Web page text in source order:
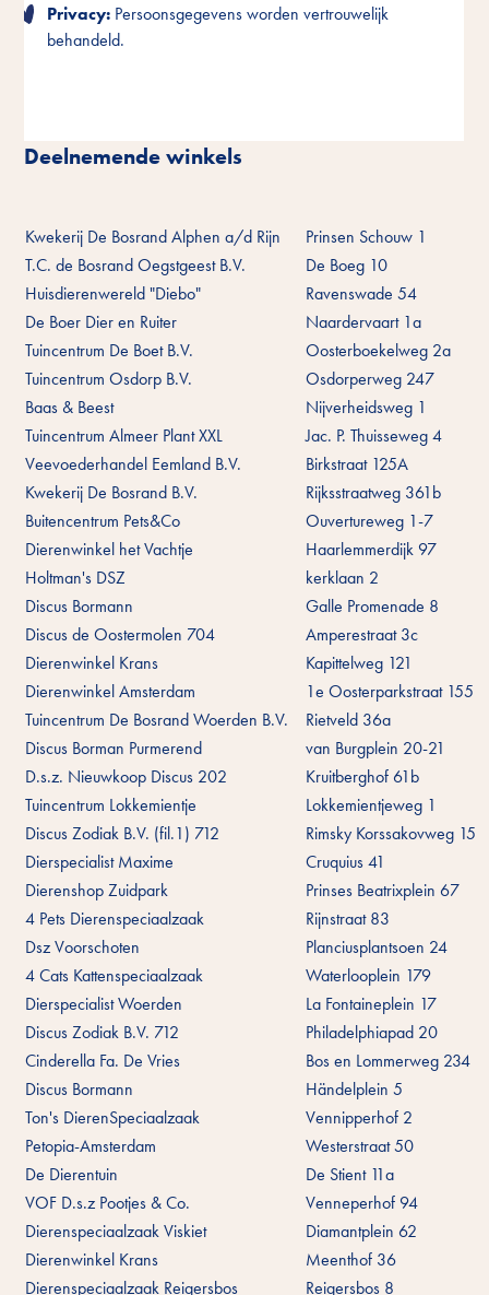
Privacy:Persoonsgegevens worden vertrouwelijk
behandeld.
Privacy:Persoonsgegevens worden vertrouwelijk
behandeld.
Privacy:Persoonsgegevens worden vertrouwelijk
behandeld.
Deelnemende winkels
Kwekerij De Bosrand Alphen a/d Rijn
Prinsen Schouw 1
T.C. de Bosrand Oegstgeest B.V.
De Boeg 10
Huisdierenwereld "Diebo"
Ravenswade 54
De Boer Dier en Ruiter
Naardervaart 1a
Tuincentrum De Boet B.V.
Oosterboekelweg 2a
Tuincentrum Osdorp B.V.
Osdorperweg 247
Baas & Beest
Nijverheidsweg 1
Tuincentrum Almeer Plant XXL
Jac. P. Thuisseweg 4
Veevoederhandel Eemland B.V.
Birkstraat 125A
Kwekerij De Bosrand B.V.
Rijksstraatweg 361b
Buitencentrum Pets&Co
Ouvertureweg 1-7
Dierenwinkel het Vachtje
Haarlemmerdijk 97
Holtman's DSZ
kerklaan 2
Discus Bormann
Galle Promenade 8
Discus de Oostermolen 704
Amperestraat 3c
Dierenwinkel Krans
Kapittelweg 121
Dierenwinkel Amsterdam
1e Oosterparkstraat 155
Tuincentrum De Bosrand Woerden B.V.
Rietveld 36a
Discus Borman Purmerend
van Burgplein 20-21
D.s.z. Nieuwkoop Discus 202
Kruitberghof 61b
Tuincentrum Lokkemientje
Lokkemientjeweg 1
Discus Zodiak B.V. (fil.1) 712
Rimsky Korssakovweg 15
Dierspecialist Maxime
Cruquius 41
Dierenshop Zuidpark
Prinses Beatrixplein 67
4 Pets Dierenspeciaalzaak
Rijnstraat 83
Dsz Voorschoten
Planciusplantsoen 24
4 Cats Kattenspeciaalzaak
Waterlooplein 179
Dierspecialist Woerden
La Fontaineplein 17
Discus Zodiak B.V. 712
Philadelphiapad 20
Cinderella Fa. De Vries
Bos en Lommerweg 234
Discus Bormann
Händelplein 5
Ton's DierenSpeciaalzaak
Vennipperhof 2
Petopia-Amsterdam
Westerstraat 50
De Dierentuin
De Stient 11a
VOF D.s.z Pootjes & Co.
Venneperhof 94
Dierenspeciaalzaak Viskiet
Diamantplein 62
Dierenwinkel Krans
Meenthof 36
Dierenspeciaalzaak Reigersbos
Reigersbos 8